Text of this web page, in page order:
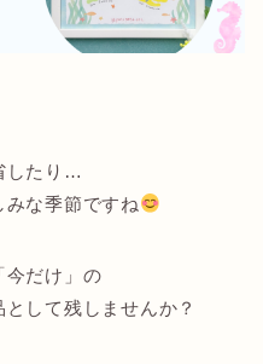
したり…
な季節ですね
今だけ」の
して残しませんか？